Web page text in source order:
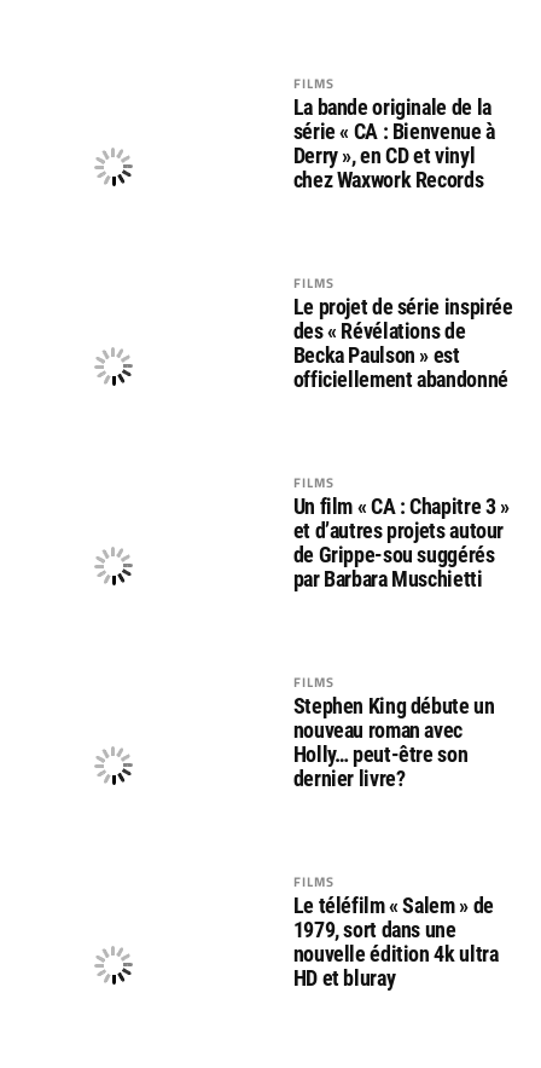
FILMS
La bande originale de la
série « CA : Bienvenue à
Derry », en CD et vinyl
chez Waxwork Records
FILMS
Le projet de série inspirée
des « Révélations de
Becka Paulson » est
officiellement abandonné
FILMS
Un film « CA : Chapitre 3 »
et d’autres projets autour
de Grippe-sou suggérés
par Barbara Muschietti
FILMS
Stephen King débute un
nouveau roman avec
Holly… peut-être son
dernier livre?
FILMS
Le téléfilm « Salem » de
1979, sort dans une
nouvelle édition 4k ultra
HD et bluray